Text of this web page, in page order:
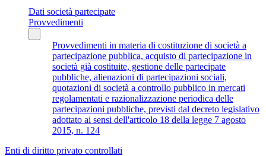
Dati società partecipate
Provvedimenti
Provvedimenti in materia di costituzione di società a
partecipazione pubblica, acquisto di partecipazione in
società già costituite, gestione delle partecipate
pubbliche, alienazioni di partecipazioni sociali,
quotazioni di società a controllo pubblico in mercati
regolamentati e razionalizzazione periodica delle
partecipazioni pubbliche, previsti dal decreto legislativo
adottato ai sensi dell'articolo 18 della legge 7 agosto
2015, n. 124
Enti di diritto privato controllati